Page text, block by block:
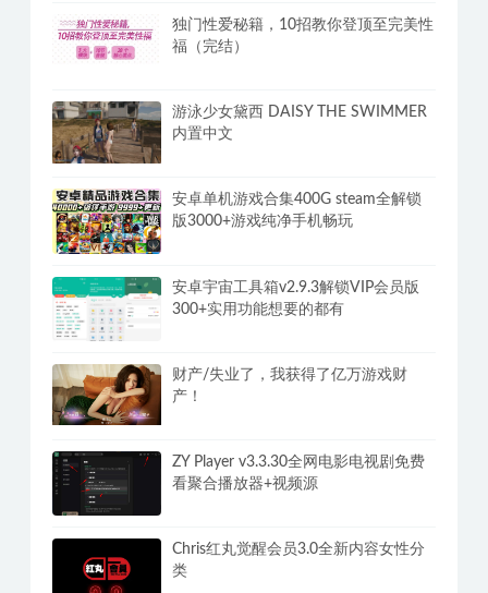
独门性爱秘籍，10招教你登顶至完美性
福（完结）
游泳少女黛西 DAISY THE SWIMMER
内置中文
安卓单机游戏合集400G steam全解锁
版3000+游戏纯净手机畅玩
安卓宇宙工具箱v2.9.3解锁VIP会员版
300+实用功能想要的都有
财产/失业了，我获得了亿万游戏财
产！
ZY Player v3.3.30全网电影电视剧免费
看聚合播放器+视频源
Chris红丸觉醒会员3.0全新内容女性分
类